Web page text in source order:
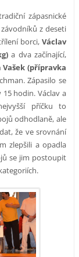
zápasnické
z deseti
borci, Václav
a dva začínající,
(přípravka
Zápasilo se
hodin. Václav a
příčku to
odhodlaně, ale
že ve srovnání
zlepšili a opadla
se jim postoupit